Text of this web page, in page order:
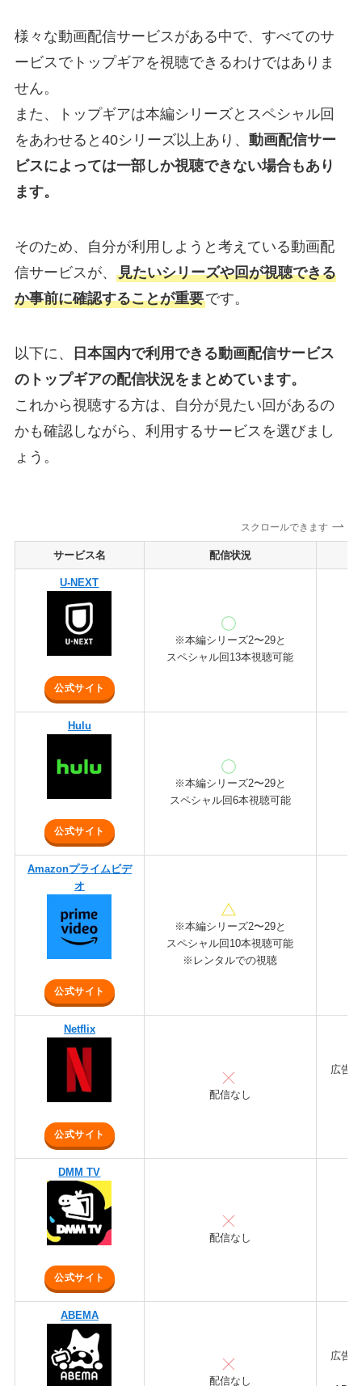
様々な動画配信サービスがある中で、すべてのサ
ービスでトップギアを視聴できるわけではありま
せん。
また、トップギアは本編シリーズとスペシャル回
をあわせると40シリーズ以上あり、 動画配信サー
ビスによっては一部しか視聴できない場合もあり
ます。
そのため、自分が利用しようと考えている動画配
信サービスが、 見たいシリーズや回が視聴できる
か事前に確認することが重要です。
以下に、
日本国内で利用できる動画配信サービス
のトップギアの配信状況をまとめています。
これから視聴する方は、自分が見たい回があるの
かも確認しながら、利用するサービスを選びまし
ょう。
スクロールできます
サービス名 配信状況
U-NEXT
公式サイト
※本編シリーズ2〜29と
スペシャル回13本視聴可能
Hulu
公式サイト
※本編シリーズ2〜29と
スペシャル回6本視聴可能
Amazonプライムビデ
オ
公式サイト
※本編シリーズ2〜29と
スペシャル回10本視聴可能
※レンタルでの視聴
Netflix
公式サイト
配信なし
広告
DMM TV
公式サイト
配信なし
ABEMA
配信なし
広告